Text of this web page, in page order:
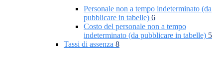
Personale non a tempo indeterminato (da
pubblicare in tabelle) 6
Costo del personale non a tempo
indeterminato (da pubblicare in tabelle) 5
Tassi di assenza 8